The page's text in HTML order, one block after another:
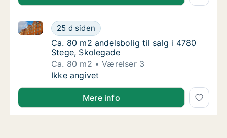
Ca. 80 m2 andelsbolig til salg i 4780 Stege,
25 d siden
Ca. 80 m2 andelsbolig til salg i 4780 Stege,
Ca. 80 m2 andelsbolig til salg i 4780 Stege,
Ca. 80 m2 andelsbolig til salg i 4780
Stege, Skolegade
Ca. 80 m2
Værelser 3
Ca. 80 m2 andelsbolig til salg i 4780 Stege,
Ikke angivet
Mere info